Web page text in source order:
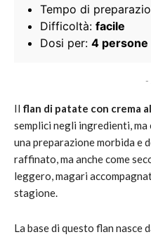
Tempo di
Difficoltà: facile
Dosi per: 4 persone
-
Il flan di patate con crema
semplici negli ingredienti,
una preparazione morbida e
raffinato, ma anche come
leggero, magari
stagione.
La base di questo flan nasce